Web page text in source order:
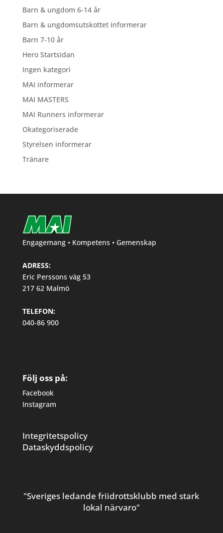
Barn & ungdom 6-14 år
Barn & ungdomsutskottet informerar
Barn 7-10 år
Hero Startsidan
Ingen kategori
MAI informerar
MAI MASTERS
MAI Runners informerar
Okategoriserade
Styrelsen informerar
Tränare
Engagemang • Kompetens • Gemenskap
ADRESS:
Eric Perssons väg 53
217 62 Malmö
TELEFON:
040-86 900
Följ oss på:
Facebook
Instagram
Integritetspolicy
Dataskyddspolicy
"Sveriges ledande friidrottsklubb med stark
lokal närvaro"